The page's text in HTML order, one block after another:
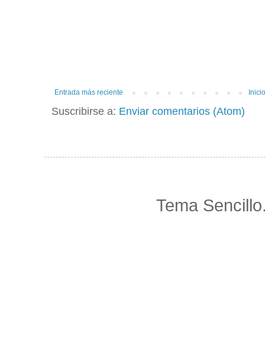
Entrada más reciente Inicio
Suscribirse a: Enviar comentarios (Atom)
Tema